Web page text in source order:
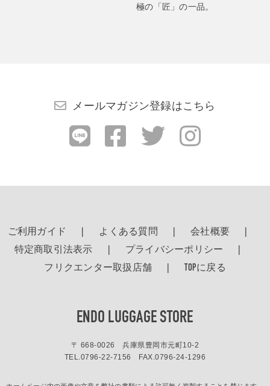
極の「匠」の一品。
メールマガジン登録はこちら
ご利用ガイド よくある質問
会社概要
特定商取引法表示
プライバシーポリシー
フリクエンター取扱店舗
TOPに戻る
ENDO LUGGAGE STORE
〒 668-0026 兵庫県豊岡市元町10-2
TEL.0796-22-7156 FAX.0796-24-1296